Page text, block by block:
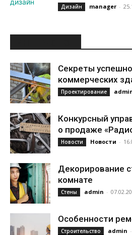
Дизайн manager -
Секреты
коммерческих
Проектирование
Конкурсный
о продаже
Новости Новости -
Декорирование
комнате
Стены admin -
Особенности
Строительство admin -